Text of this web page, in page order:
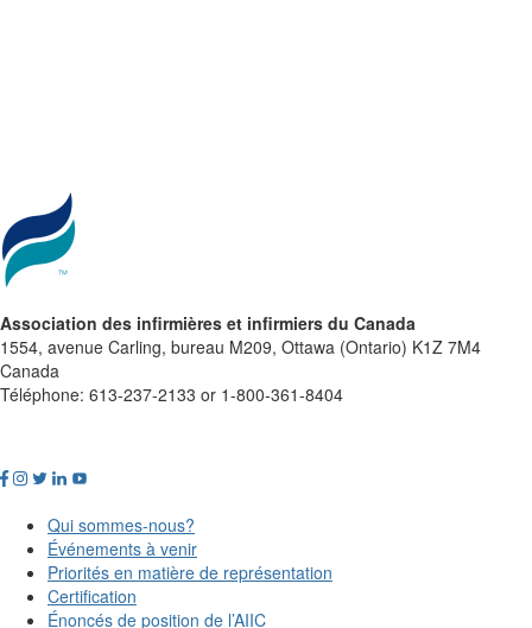
Association des infirmières et infirmiers du Canada
1554, avenue Carling, bureau M209, Ottawa (Ontario) K1Z 7M4
Canada
Téléphone: 613-237-2133 or 1-800-361-8404
Qui sommes-nous?
Événements à venir
Priorités en matière de représentation
Certification
Énoncés de position de l’AIIC